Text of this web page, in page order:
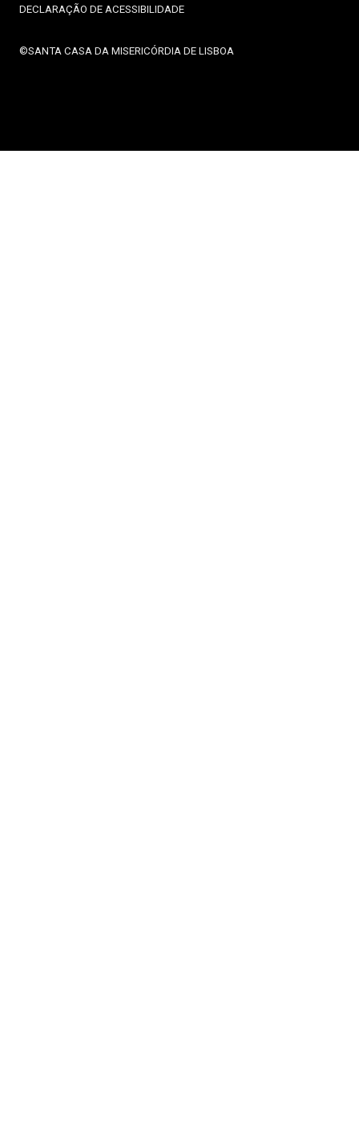
DECLARAÇÃO DE ACESSIBILIDADE
©SANTA CASA DA MISERICÓRDIA DE LISBOA